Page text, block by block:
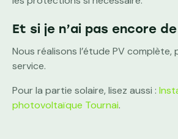
Et si je n’ai pas encore
Nous réalisons l’étude PV complète,
service.
Pour la partie solaire, lisez aussi :
photovoltaïque Tournai.